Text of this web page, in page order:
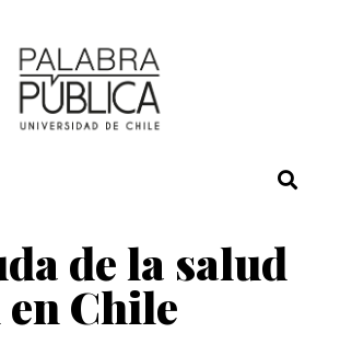
de la salud
Chile